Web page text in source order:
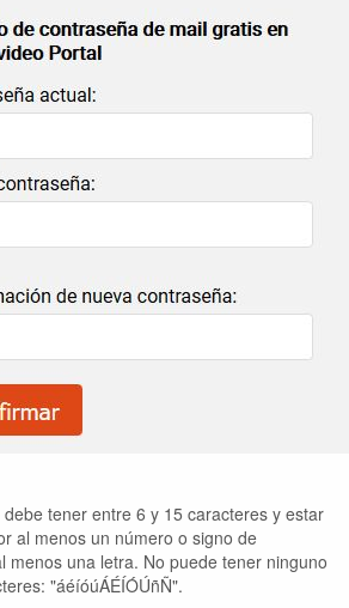
debe tener entre 6 y 15 caracteres y estar
al menos un número o signo de
menos una letra. No puede tener ninguno
"áéíóúÁÉÍÓÚñÑ".